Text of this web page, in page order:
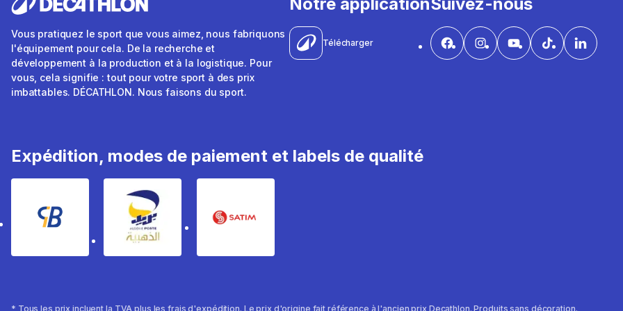
Vous pratiquez le sport que vous aimez, nous fabriquons
l'équipement pour cela. De la recherche et
développement à la production et à la logistique. Pour
vous, cela signifie : tout pour votre sport à des prix
imbattables. DÉCATHLON. Nous faisons du sport.
Télécharger
Expédition, modes de paiement et labels de qualité
* Tous les prix incluent la TVA plus les frais d'expédition. Le prix d'origine fait référence à l'ancien prix Decathlon. Produits sans décoration.